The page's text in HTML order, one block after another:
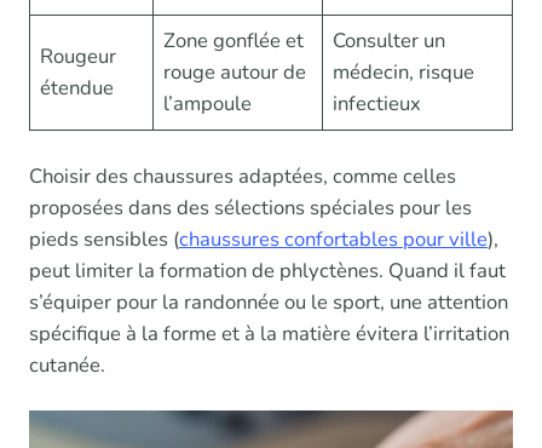
Rougeur
étendue
Zone gonflée et
rouge autour de
l’ampoule
Consulter un
médecin, risque
infectieux
Choisir des chaussures adaptées, comme celles
proposées dans des sélections spéciales pour les
pieds sensibles (chaussures confortables pour ville),
peut limiter la formation de phlyctènes. Quand il faut
s’équiper pour la randonnée ou le sport, une attention
spécifique à la forme et à la matière évitera l’irritation
cutanée.